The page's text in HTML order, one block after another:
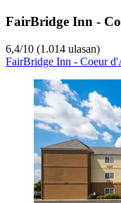
FairBridge Inn -
6,4/10 (1.014 ulasan)
FairBridge Inn - Coeur